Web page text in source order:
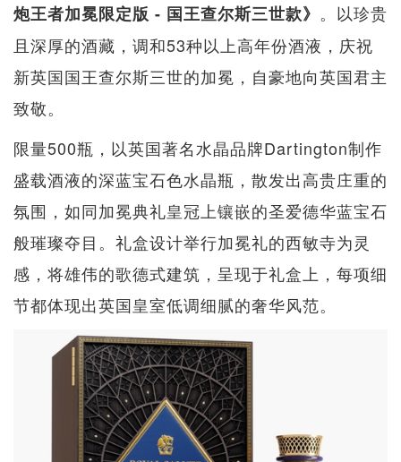
炮王者加冕限定版 - 国王查尔斯三世款》 。以珍贵
且深厚的酒藏，调和53种以上高年份酒液，庆祝
新英国国王查尔斯三世的加冕，自豪地向英国君主
致敬。
限量500瓶，以英国著名水晶品牌Dartington制作
盛载酒液的深蓝宝石色水晶瓶，散发出高贵庄重的
氛围，如同加冕典礼皇冠上镶嵌的圣爱德华蓝宝石
般璀璨夺目。礼盒设计举行加冕礼的西敏寺为灵
感，将雄伟的歌德式建筑，呈现于礼盒上，每项细
节都体现出英国皇室低调细腻的奢华风范。